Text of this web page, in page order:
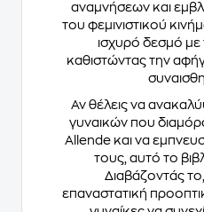
αναμνήσεων και
του φεμινιστικού
ισχυρό δεσμό με
καθιστώντας την
Αν θέλεις να
γυναικών που
Allende και να
τους, αυτό το
Διαβάζοντάς
επαναστατική